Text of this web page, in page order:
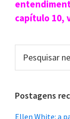
capítulo 10,
neste
Postagens
Ellen White: a